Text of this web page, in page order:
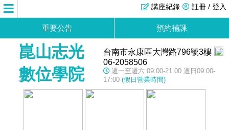
註冊 / 登入
講座紀錄
重要公告 預約補課
崑山志光
數位學院
台南市永康區大灣路796號3樓
06-2058506
週一至週六 09:00-21:00 週日09:00-
17:00 (假日營業時間)